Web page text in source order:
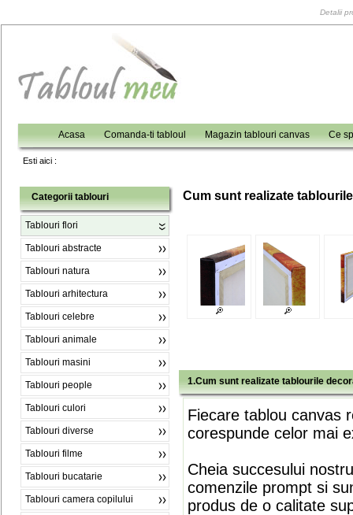
Detalii
Acasa Comanda-ti tabloul Magazin tablouri canvas Ce
Esti aici :
Categorii tablouri
Tablouri flori
Tablouri abstracte
Tablouri natura
Tablouri arhitectura
Tablouri celebre
Tablouri animale
Tablouri masini
Tablouri people
Tablouri culori
Tablouri diverse
Tablouri filme
Tablouri bucatarie
Tablouri camera copilului
Cum sunt realizate
1.Cum sunt realizate tablourile
Fiecare tablou canvas
corespunde celor mai
Cheia succesului
comenzile prompt si
produs de o calitate